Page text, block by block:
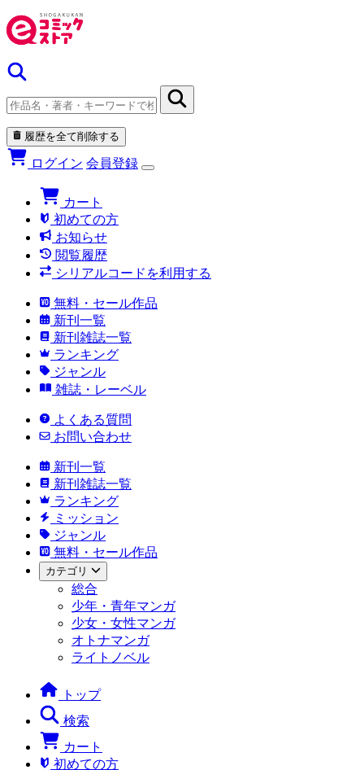
履歴を全て削除する
ログイン 会員登録
カート
初めての方
お知らせ
閲覧履歴
シリアルコードを利用する
無料・セール作品
新刊一覧
新刊雑誌一覧
ランキング
ジャンル
雑誌・レーベル
よくある質問
お問い合わせ
新刊一覧
新刊雑誌一覧
ランキング
ミッション
ジャンル
無料・セール作品
カテゴリ
総合
少年・青年マンガ
少女・女性マンガ
オトナマンガ
ライトノベル
トップ
検索
カート
初めての方